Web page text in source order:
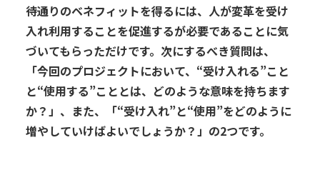
待通りのベネフィットを得るには、 人が変革を受け
入れ利用することを促進するが必要であることに気
づいてもらっただけです。 次にするべき質問は、
「今回のプロジェクトにおいて、“受け入れる”こと
と“使用する”こととは、 どのような意味を持ちます
か？」 、また、 「“受け入れ”と“使用”をどのように
増やしていけばよいでしょうか？」の2つです。